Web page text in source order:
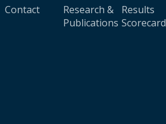
Contact
Research &
Publications
Results
Scorecard